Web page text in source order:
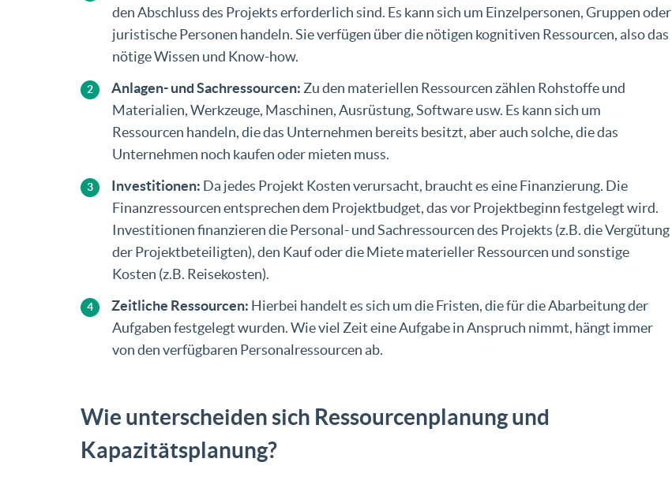
den Abschluss des Projekts erforderlich sind. Es kann sich um Einzelpersonen, Gruppen oder
juristische Personen handeln. Sie verfügen über die nötigen kognitiven Ressourcen, also das
nötige Wissen und Know-how.
Anlagen- und Sachressourcen: Zu den materiellen Ressourcen zählen Rohstoffe und
Materialien, Werkzeuge, Maschinen, Ausrüstung, Software usw. Es kann sich um
Ressourcen handeln, die das Unternehmen bereits besitzt, aber auch solche, die das
Unternehmen noch kaufen oder mieten muss.
Investitionen: Da jedes Projekt Kosten verursacht, braucht es eine Finanzierung. Die
Finanzressourcen entsprechen dem Projektbudget, das vor Projektbeginn festgelegt wird.
Investitionen finanzieren die Personal- und Sachressourcen des Projekts (z.B. die Vergütung
der Projektbeteiligten), den Kauf oder die Miete materieller Ressourcen und sonstige
Kosten (z.B. Reisekosten).
Zeitliche Ressourcen: Hierbei handelt es sich um die Fristen, die für die Abarbeitung der
Aufgaben festgelegt wurden. Wie viel Zeit eine Aufgabe in Anspruch nimmt, hängt immer
von den verfügbaren Personalressourcen ab.
Wie unterscheiden sich Ressourcenplanung und
Kapazitätsplanung?